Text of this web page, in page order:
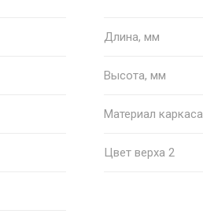
Длина, мм
Высота, мм
Материал каркаса
Цвет верха 2